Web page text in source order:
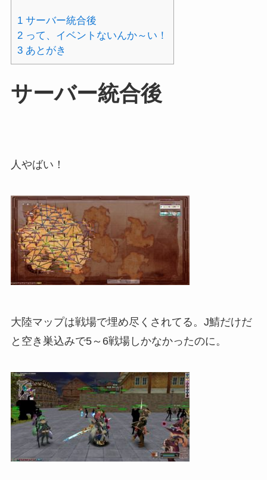
1サーバー統合後
2って、イベントないんか～い！
3あとがき
サーバー統合後
人やばい！
大陸マップは戦場で埋め尽くされてる。J鯖だけだ
と空き巣込みで5～6戦場しかなかったのに。